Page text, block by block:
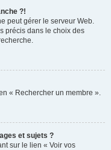
?!
peut gérer le serveur Web.
précis dans le choix des
« Rechercher un membre ».
et sujets ?
sur le lien « Voir vos